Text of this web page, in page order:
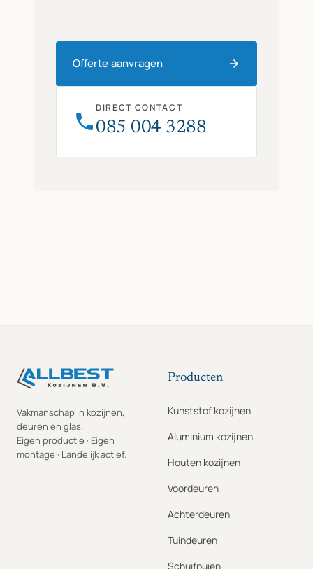
Offerte aanvragen
DIRECT CONTACT
085 004 3288
Vakmanschap in kozijnen,
deuren en glas.
Eigen productie · Eigen
montage · Landelijk actief.
Producten
Kunststof kozijnen
Aluminium kozijnen
Houten kozijnen
Voordeuren
Achterdeuren
Tuindeuren
Schuifpuien